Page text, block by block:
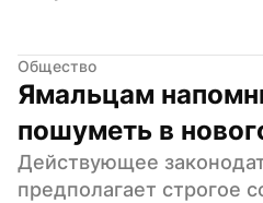
Общество
Ямальцам
пошуметь в
Действующее
предполагает строгое